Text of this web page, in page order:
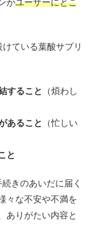
ている葉酸サプリ
すること
（煩わし
あること
（忙しい
と
きのあいだに届く
々な不安や不満を
ありがたい内容と